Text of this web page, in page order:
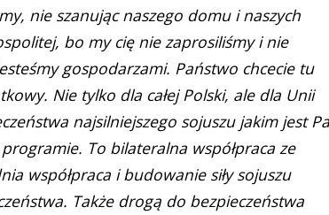
nie szanując naszego domu i naszych
bo my cię nie zaprosiliśmy i nie
gospodarzami. Państwo chcecie tu
Nie tylko dla całej Polski, ale dla Unii
najsilniejszego sojuszu jakim jest
To bilateralna współpraca ze
współpraca i budowanie siły sojuszu
Także drogą do bezpieczeństwa